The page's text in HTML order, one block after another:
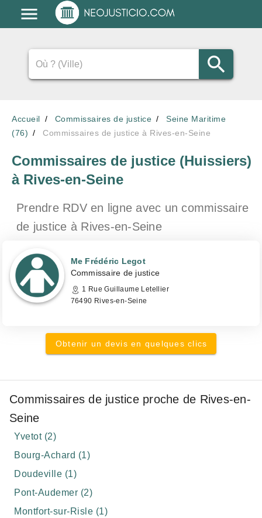
Accueil Commissaires de justice
Seine Maritime
(76)
Commissaires de justice à Rives-en-Seine
Commissaires de justice (Huissiers)
à Rives-en-Seine
Prendre RDV en ligne avec un commissaire
de justice à Rives-en-Seine
Me Frédéric Legot
Commissaire de justice
1 Rue Guillaume Letellier
76490 Rives-en-Seine
Obtenir un devis en quelques clics
Commissaires de justice proche de Rives-en-
Seine
Yvetot (2)
Bourg-Achard (1)
Doudeville (1)
Pont-Audemer (2)
Montfort-sur-Risle (1)